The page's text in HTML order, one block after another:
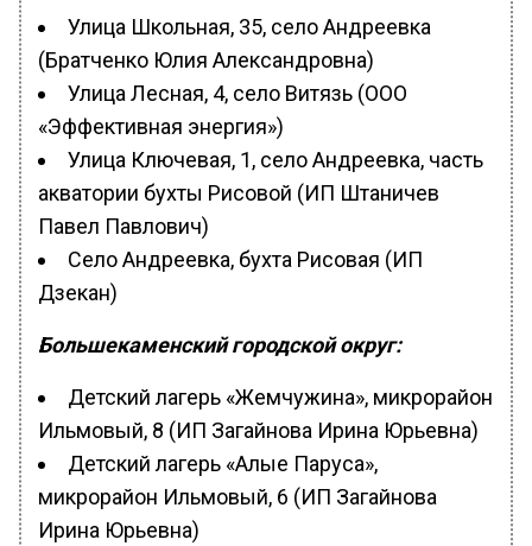
Улица Школьная, 35, село Андреевка
(Братченко Юлия Александровна)
Улица Лесная, 4, село Витязь (ООО
«Эффективная энергия»)
Улица Ключевая, 1, село Андреевка, часть
акватории бухты Рисовой (ИП Штаничев
Павел Павлович)
Село Андреевка, бухта Рисовая (ИП
Дзекан)
Большекаменский городской округ:
Детский лагерь «Жемчужина», микрорайон
Ильмовый, 8 (ИП Загайнова Ирина Юрьевна)
Детский лагерь «Алые Паруса»,
микрорайон Ильмовый, 6 (ИП Загайнова
Ирина Юрьевна)